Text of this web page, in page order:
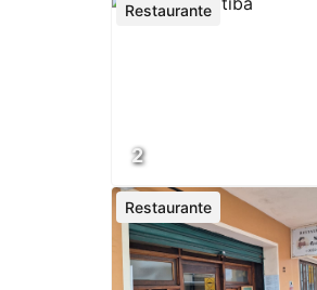
2
Restaurante
Restaurante